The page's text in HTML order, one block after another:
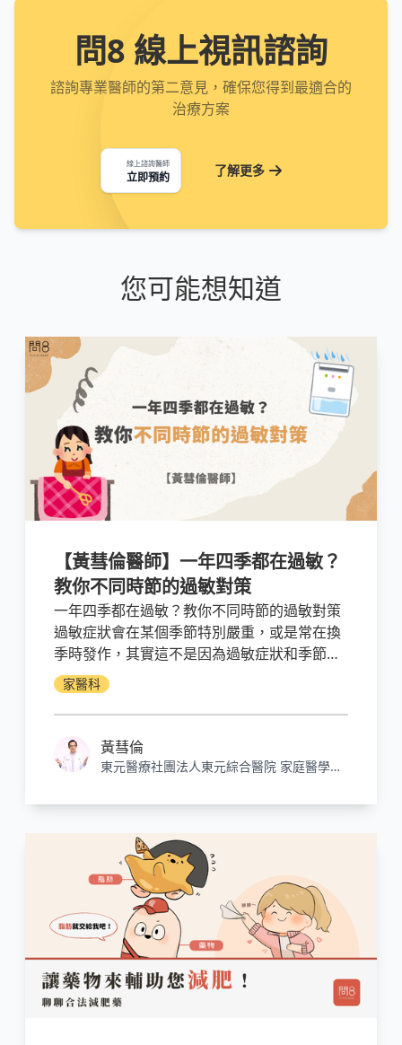
問8 線上視訊諮詢
諮詢專業醫師的第二意見，確保您得到最適合的
治療方案
線上諮詢醫師
立即預約 了解更多
您可能想知道
【黃彗倫醫師】一年四季都在過敏？
教你不同時節的過敏對策
一年四季都在過敏？教你不同時節的過敏對策
過敏症狀會在某個季節特別嚴重，或是常在換
季時發作，其實這不是因為過敏症狀和季節有
週期性的關聯，而是在每個特定季節中，固定
會出現一些引發過敏的因素，這些因素可能是
某些過敏原，也可能與氣溫或濕度有關，換句
話說，針對這些導致過敏的環境因素採取因應
之策，確實能夠有效降低過敏產生的各種症狀
家醫科
黃彗倫
東元醫療社團法人東元綜合醫院 家庭醫學科